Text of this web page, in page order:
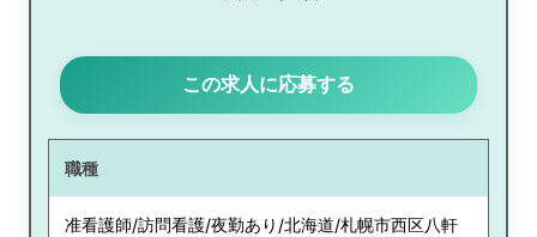
この求人に応募する
職種
准看護師/訪問看護/夜勤あり/北海道/札幌市西区八軒